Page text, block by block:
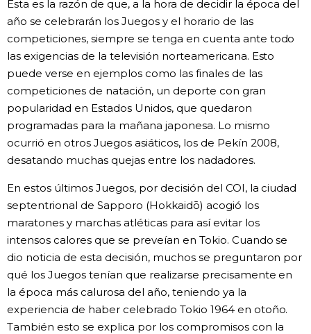
Esta es la razón de que, a la hora de decidir la época del
año se celebrarán los Juegos y el horario de las
competiciones, siempre se tenga en cuenta ante todo
las exigencias de la televisión norteamericana. Esto
puede verse en ejemplos como las finales de las
competiciones de natación, un deporte con gran
popularidad en Estados Unidos, que quedaron
programadas para la mañana japonesa. Lo mismo
ocurrió en otros Juegos asiáticos, los de Pekín 2008,
desatando muchas quejas entre los nadadores.
En estos últimos Juegos, por decisión del COI, la ciudad
septentrional de Sapporo (Hokkaidō) acogió los
maratones y marchas atléticas para así evitar los
intensos calores que se preveían en Tokio. Cuando se
dio noticia de esta decisión, muchos se preguntaron por
qué los Juegos tenían que realizarse precisamente en
la época más calurosa del año, teniendo ya la
experiencia de haber celebrado Tokio 1964 en otoño.
También esto se explica por los compromisos con la